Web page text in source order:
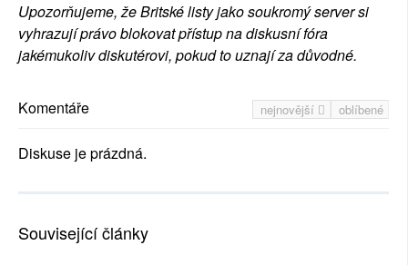
Upozorňujeme, že Britské listy jako soukromý server si
vyhrazují právo blokovat přístup na diskusní fóra
jakémukoliv diskutérovi, pokud to uznají za důvodné.
nejnovější oblíbené
Komentáře
Diskuse je prázdná.
Související články